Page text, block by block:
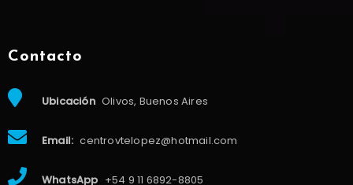
Contacto
Ubicación Olivos, Buenos Aires
Email: centrovtelopez@hotmail.com
WhatsApp +54 9 11 6892-8805